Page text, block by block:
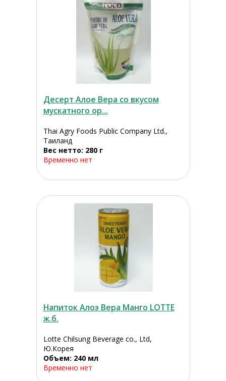
Десерт Алое Вера со вкусом
мускатного ор...
Thai Agry Foods Public Company Ltd.,
Таиланд
Вес нетто: 280 г
Временно нет
Напиток Алоэ Вера Манго LOTTE
ж.б.
Lotte Chilsung Beverage co., Ltd,
Ю.Корея
Объем: 240 мл
Временно нет